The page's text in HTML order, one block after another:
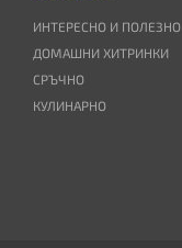
ИНТЕРЕСНО И ПОЛЕЗНО
ДОМАШНИ ХИТРИНКИ
СРЪЧНО
КУЛИНАРНО